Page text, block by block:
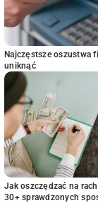
Najczęstsze oszustwa
uniknąć
Jak oszczędzać na
30+ sprawdzonych